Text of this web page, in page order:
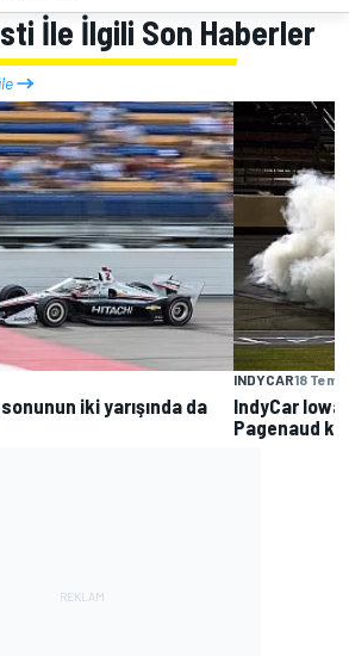
İle İlgili Son Haberler
iki yarışında da
INDYCAR18 Tem
IndyCar
Pagenaud